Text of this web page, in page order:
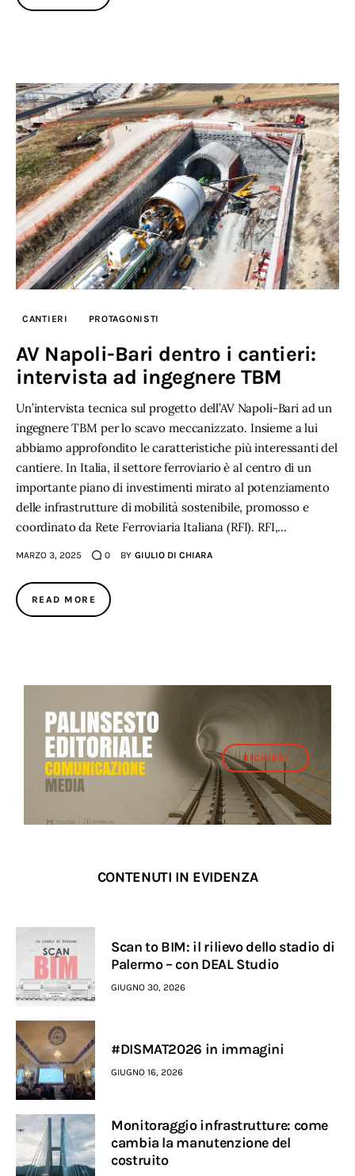
CANTIERI PROTAGONISTI
AV Napoli-Bari dentro i cantieri:
intervista ad ingegnere TBM
Un’intervista tecnica sul progetto dell’AV Napoli-Bari ad un
ingegnere TBM per lo scavo meccanizzato. Insieme a lui
abbiamo approfondito le caratteristiche più interessanti del
cantiere. In Italia, il settore ferroviario è al centro di un
importante piano di investimenti mirato al potenziamento
delle infrastrutture di mobilità sostenibile, promosso e
coordinato da Rete Ferroviaria Italiana (RFI). RFI,…
MARZO 3, 2025 0 BY GIULIO DI CHIARA
READ MORE
RICHIEDI
CONTENUTI IN EVIDENZA
Scan to BIM: il rilievo dello stadio di
Palermo – con DEAL Studio
GIUGNO 30, 2026
#DISMAT2026 in immagini
GIUGNO 16, 2026
Monitoraggio infrastrutture: come
cambia la manutenzione del
costruito